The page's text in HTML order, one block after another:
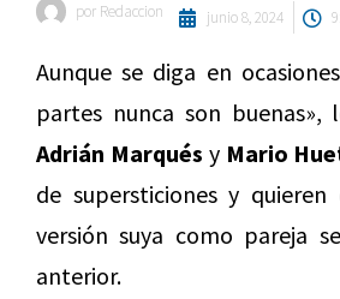
por Redaccion junio 8, 2024
Aunque se diga en
partes nunca son
Adrián Marqués y Mario
de supersticiones y quieren
versión suya como pareja
anterior.